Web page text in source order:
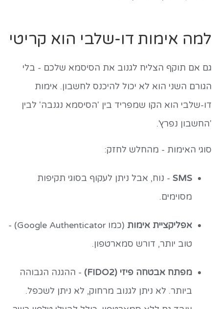
למה אימות דו-שלבי הוא קריטי
גם אם תוקף הצליח לגנוב את הסיסמא שלכם - בלי
הגורם השני הוא לא יכול להיכנס לחשבון. אימות
דו-שלבי הוא הקו שמפריד בין 'הסיסמא נגנבה' לבין
'החשבון נפרץ'.
סוגי האימות - מהחלש לחזק:
SMS - נוח, אבל ניתן לעקוף בסוגי תקיפות
מסוימים.
אפליקציית אימות
(כמו Google Authenticator) -
טוב יותר, דורש סמארטפון.
מפתח אבטחה פיזי (FIDO2)
- ההגנה הגבוהה
ביותר. לא ניתן לגנוב מרחוק, לא ניתן לשכפל.